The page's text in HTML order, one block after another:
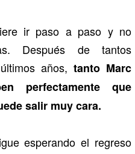
ir paso a paso y no
Después de tantos
años, tanto Marc
perfectamente que
salir muy cara.
esperando el regreso